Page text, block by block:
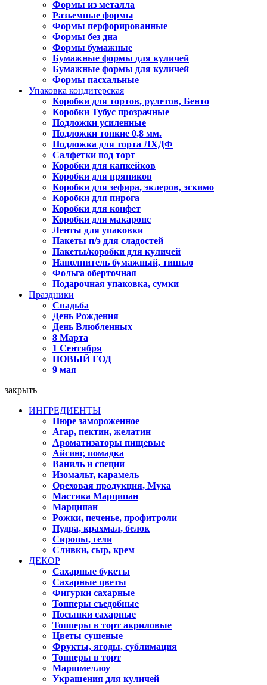
Формы из металла
Разъемные формы
Формы перфорированные
Формы без дна
Формы бумажные
Бумажные формы для куличей
Бумажные формы для куличей
Формы пасхальные
Упаковка кондитерская
Коробки для тортов, рулетов, Бенто
Коробки Тубус прозрачные
Подложки усиленные
Подложки тонкие 0,8 мм.
Подложка для торта ЛХДФ
Салфетки под торт
Коробки для капкейков
Коробки для пряников
Коробки для зефира, эклеров, эскимо
Коробки для пирога
Коробки для конфет
Коробки для макаронс
Ленты для упаковки
Пакеты п/э для сладостей
Пакеты/коробки для куличей
Наполнитель бумажный, тишью
Фольга оберточная
Подарочная упаковка, сумки
Праздники
Свадьба
День Рождения
День Влюбленных
8 Марта
1 Сентября
НОВЫЙ ГОД
9 мая
закрыть
ИНГРЕДИЕНТЫ
Пюре замороженное
Агар, пектин, желатин
Ароматизаторы пищевые
Айсинг, помадка
Ваниль и специи
Изомальт, карамель
Ореховая продукция, Мука
Мастика Марципан
Марципан
Рожки, печенье, профитроли
Пудра, крахмал, белок
Сиропы, гели
Сливки, сыр, крем
ДЕКОР
Сахарные букеты
Сахарные цветы
Фигурки сахарные
Топперы съедобные
Посыпки сахарные
Топперы в торт акриловые
Цветы сушеные
Фрукты, ягоды, сублимация
Топперы в торт
Маршмеллоу
Украшения для куличей